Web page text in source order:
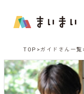
TOP ガイドさん一覧